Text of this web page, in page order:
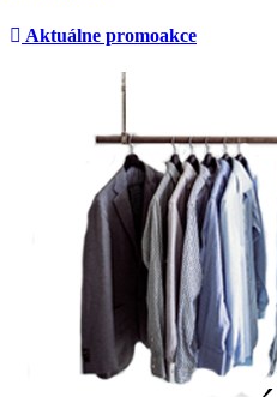
Aktuálne promoakce